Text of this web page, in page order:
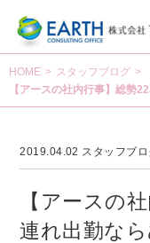
HOME > スタッフブログ >
【アースの社内行事】総勢
2019.04.02 スタッフブロ
【アースの
連れ出勤な